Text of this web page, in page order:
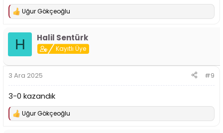
T
p
l
Uğur Gökçeoğlu
H Halil Sentürk
Kayıtlı Üye
3 Ara 2025 #9
3-0 kazandık
T
Uğur Gökçeoğlu